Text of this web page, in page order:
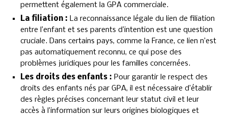
permettent également la GPA commerciale.
La filiation : La reconnaissance légale du lien de filiation
entre l’enfant et ses parents d’intention est une question
cruciale. Dans certains pays, comme la France, ce lien n’est
pas automatiquement reconnu, ce qui pose des
problèmes juridiques pour les familles concernées.
Les droits des enfants : Pour garantir le respect des
droits des enfants nés par GPA, il est nécessaire d’établir
des règles précises concernant leur statut civil et leur
accès à l’information sur leurs origines biologiques et